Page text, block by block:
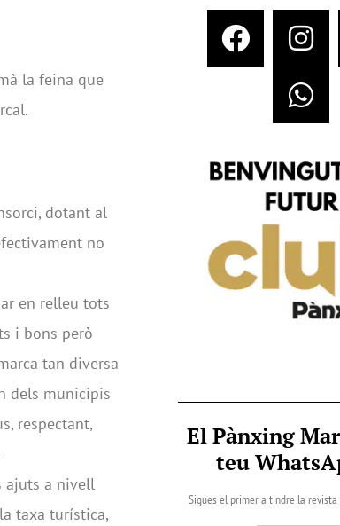
la feina que
dotant al
no
en relleu tots
i bons però
tan diversa
dels municipis
respectant,
ajuts a nivell
taxa turística,
El Pànxing
teu
Sigues el primer a tindre la revista